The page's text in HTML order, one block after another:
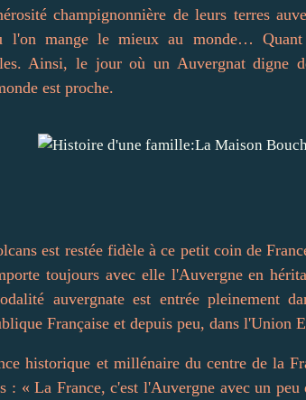
champignonnière de leurs terres
l'on mange le mieux au monde…
Ainsi, le jour où un Auvergnat digne
est proche.
est restée fidèle à ce petit coin de
toujours avec elle l'Auvergne en
auvergnate est entrée pleinement
Française et depuis peu, dans l'Union
historique et millénaire du centre de la
: « La France, c'est l'Auvergne avec un